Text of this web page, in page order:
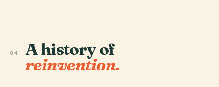
04 A history of
reinvention.